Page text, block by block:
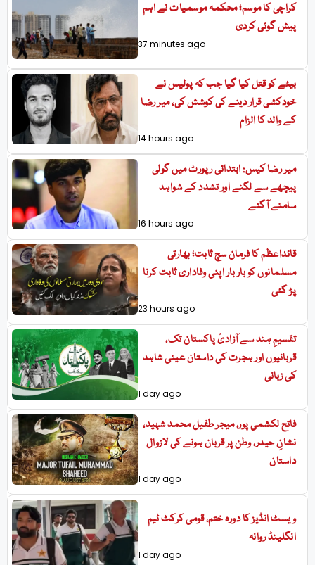
کراچی کا موسم؛ محکمہ موسمیات نے اہم
پیش گوئی کردی
37 minutes ago
بیٹے کو قتل کیا گیا جب کہ پولیس نے
خودکشی قرار دینے کی کوشش کی، میر رضا
کے والد کا الزام
14 hours ago
میر رضا کیس: ابتدائی رپورٹ میں گولی
پیچھے سے لگنے اور تشدد کے شواہد
سامنے آگئے
16 hours ago
قائداعظم کا فرمان سچ ثابت؛ بھارتی
مسلمانوں کو بار بار اپنی وفاداری ثابت کرنا
پڑ گئی
23 hours ago
تقسیمِ ہند سے آزادیٔ پاکستان تک،
قربانیوں اور ہجرت کی داستان عینی شاہد
کی زبانی
1 day ago
فاتح لکشمی پور، میجر طفیل محمد شہید،
نشانِ حیدر، وطن پر قربان ہونے کی لازوال
داستان
1 day ago
ویسٹ انڈیز کا دورہ ختم، قومی کرکٹ ٹیم
انگلینڈ روانہ
1 day ago